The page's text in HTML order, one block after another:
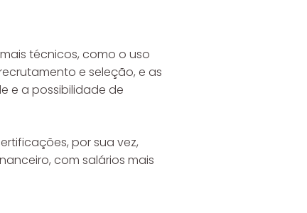
técnicos, como o uso
e seleção, e as
e a possibilidade de
por sua vez,
com salários mais